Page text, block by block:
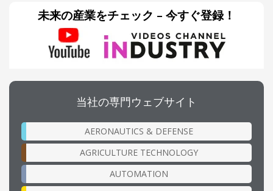
未来の産業をチェック – 今すぐ登録！
当社の専門ウェブサイト
AERONAUTICS & DEFENSE
AGRICULTURE TECHNOLOGY
AUTOMATION